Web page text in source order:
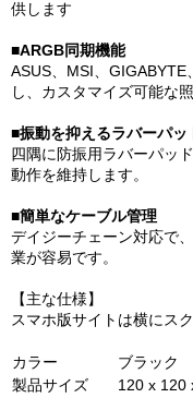
供します
■ARGB同期機能
ASUS、MSI、
し、カスタマイズ可能な
■振動を抑えるラバーパッ
四隅に防振用ラバーパッ
動作を維持します​。
■簡単なケーブル管理
デイジーチェーン対応で
業が容易です。
【主な仕様】
スマホ版サイトは横にス
カラー
ブラック
製品サイズ
120 x 120